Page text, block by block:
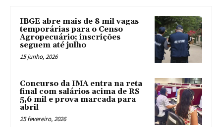
IBGE abre mais de 8 mil vagas
temporárias para o Censo
Agropecuário; inscrições
seguem até julho
15 junho, 2026
Concurso da IMA entra na reta
final com salários acima de R$
5,6 mil e prova marcada para
abril
25 fevereiro, 2026